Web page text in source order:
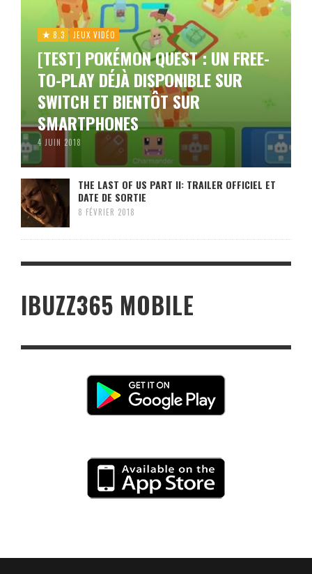
8.3 JEUX VIDÉO
[TEST] POKÉMON QUEST : UN FREE-
TO-PLAY DÉJÀ DISPONIBLE SUR
SWITCH ET BIENTÔT SUR
SMARTPHONES
4 JUIN 2018
THE LAST OF US PART II: TRAILER OFFICIEL ET
DATE DE SORTIE
8 FÉVRIER 2018
IBUZZ365 MOBILE